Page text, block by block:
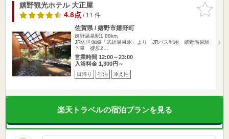
お気に入
りに追加
嬉野観光ホテル 大正屋
4.6点/ 11 件
佐賀県 / 嬉野市嬉野町
嬉野温泉駅1.88km
JR佐世保線「武雄温泉駅」より JRバス利用 嬉野温泉駅
下車 徒歩2…
営業時間 12:00～23:00
入浴料金 1,300円～
日帰り 宿泊 冷え性
楽天トラベルの宿泊プランを見る